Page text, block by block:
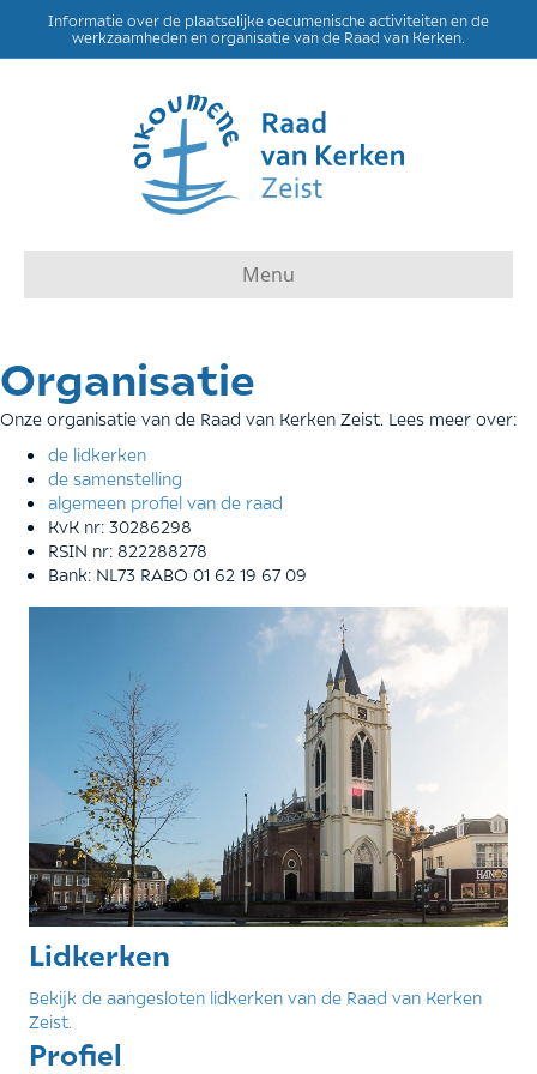
Informatie over de plaatselijke oecumenische activiteiten en de
werkzaamheden en organisatie van de Raad van Kerken.
Menu
Organisatie
Onze organisatie van de Raad van Kerken Zeist. Lees meer over:
de lidkerken
de samenstelling
algemeen profiel van de raad
KvK nr: 30286298
RSIN nr: 822288278
Bank: NL73 RABO 01 62 19 67 09
Lidkerken
Bekijk de aangesloten lidkerken van de Raad van Kerken
Zeist.
Profiel